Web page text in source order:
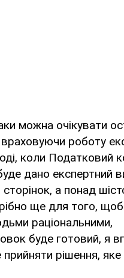
можна очікувати
роботу
коли Податковий
дано експертний
а понад
ще для того,
раціональними,
буде готовий, я
рішення, яке